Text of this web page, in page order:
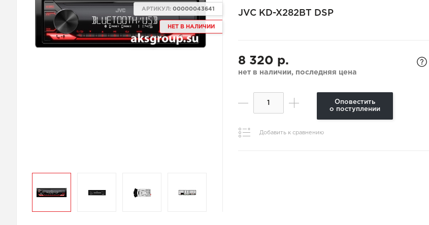
НЕТ В НАЛИЧИИ
АРТИКУЛ:00000043641 JVC KD-X282BT DSP
8 320 р.
нет в наличии, последняя цена
Оповестить
о поступлении
Добавить к сравнению